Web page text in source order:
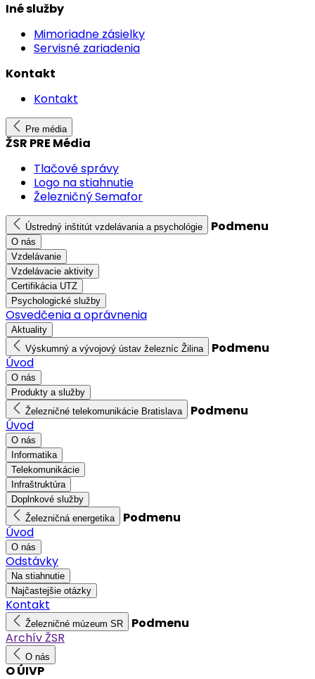
Iné služby
Mimoriadne zásielky
Servisné zariadenia
Kontakt
Kontakt
Pre média
ŽSR PRE Média
Tlačové správy
Logo na stiahnutie
Železničný Semafor
Ústredný inštitút vzdelávania a psychológie Podmenu
O nás
Vzdelávanie
Vzdelávacie aktivity
Certifikácia UTZ
Psychologické služby
Osvedčenia a oprávnenia
Aktuality
Výskumný a vývojový ústav železníc Žilina
Podmenu
Úvod
O nás
Produkty a služby
Železničné telekomunikácie Bratislava
Podmenu
Úvod
O nás
Informatika
Telekomunikácie
Infraštruktúra
Doplnkové služby
Železničná energetika
Podmenu
Úvod
O nás
Odstávky
Na stiahnutie
Najčastejšie otázky
Kontakt
Železničné múzeum SR
Podmenu
Archív ŽSR
O nás
O ÚIVP